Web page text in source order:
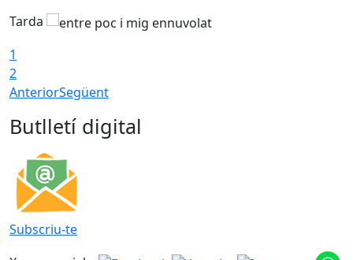
Tarda
1
2
AnteriorSegüent
Butlletí digital
Subscriu-te